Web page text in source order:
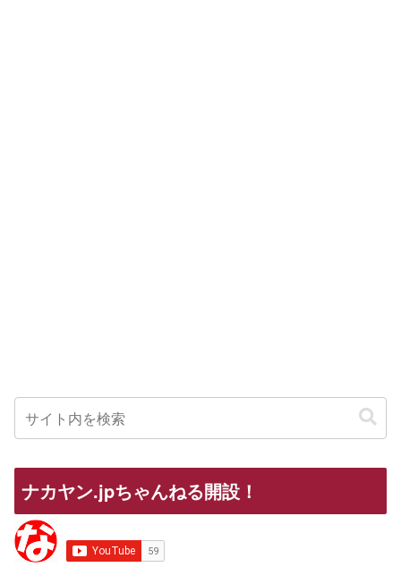
ナカヤン.jpちゃんねる開設！